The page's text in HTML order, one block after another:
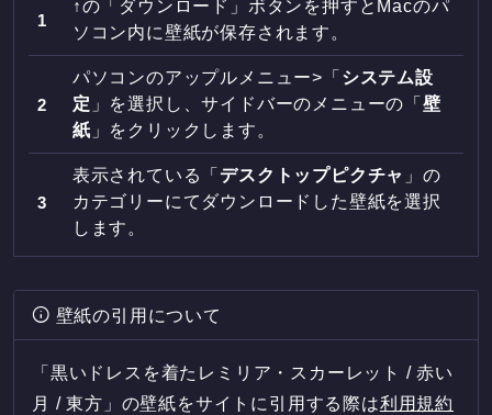
↑の「ダウンロード」ボタンを押すとMacのパ
ソコン内に壁紙が保存されます。
パソコンのアップルメニュー>「 システム設
定 」を選択し、サイドバーのメニューの「壁
紙 」をクリックします。
表示されている「 デスクトップピクチャ 」の
カテゴリーにてダウンロードした壁紙を選択
します。
壁紙の引用について
「黒いドレスを着たレミリア・スカーレット / 赤い
月 / 東方」の壁紙をサイトに引用する際は利用規約